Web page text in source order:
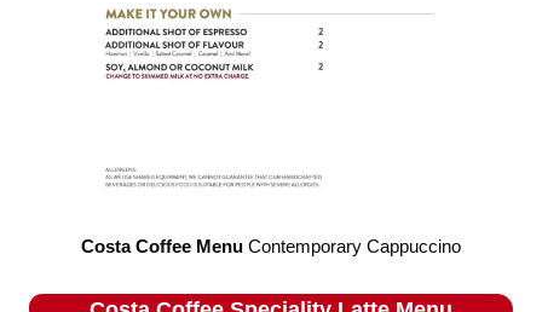
Costa Coffee Menu Contemporary Cappuccino